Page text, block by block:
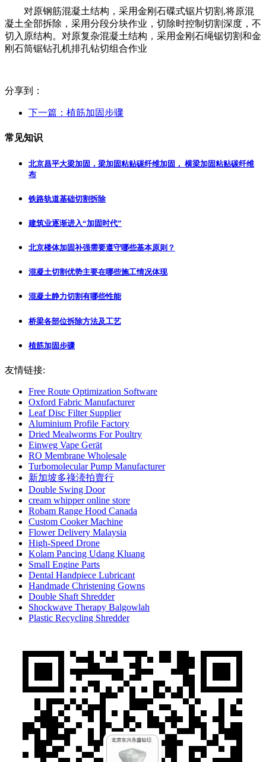
对原钢筋混凝土结构，采用金刚石碟式锯片切割,将原混
凝土全部拆除，采用分段分块作业，切除时控制切割深度，不
切入原结构。对原复杂混凝土结构，采用金刚石绳锯切割和金
刚石筒锯钻孔机排孔钻切组合作业
分享到：
下一篇： 植筋加固步骤
常见知识
北京昌平大梁加固，梁加固粘贴碳纤维加固， 横梁加固粘贴碳纤维
布
铁路轨道基础切割拆除
建筑业逐渐进入“加固时代”
北京楼体加固补强需要遵守哪些基本原则？
混凝土切割优势主要在哪些施工情况体现
混凝土静力切割有哪些性能
桥梁各部位拆除方法及工艺
植筋加固步骤
友情链接:
Free Route Optimization Software
Oxford Fabric Manufacturer
Leaf Disc Filter Supplier
Aluminium Profile Factory
Dried Mealworms For Poultry
Einweg Vape Gerät
RO Membrane Wholesale
Turbomolecular Pump Manufacturer
新加坡多祿溙拍賣行
Double Swing Door
cream whipper online store
Robam Range Hood Canada
Custom Cooker Machine
Flower Delivery Malaysia
High-Speed Drone
Kolam Pancing Udang Kluang
Small Engine Parts
Dental Handpiece Lubricant
Handmade Christening Gowns
Double Shaft Shredder
Shockwave Therapy Balgowlah
Plastic Recycling Shredder